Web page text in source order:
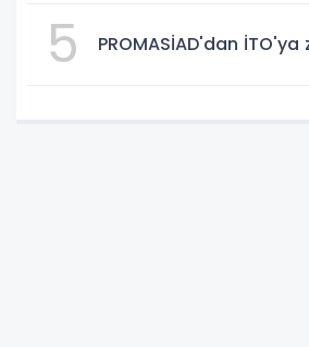
5 PROMASİAD'dan